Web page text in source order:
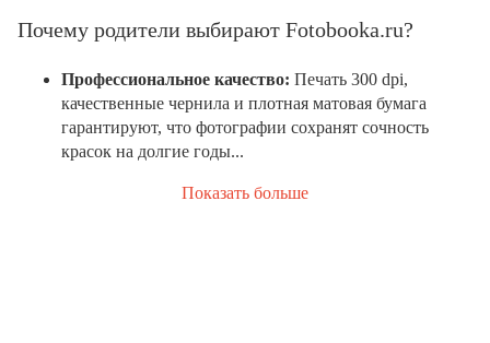
Почему родители выбирают Fotobooka.ru?
Профессиональное качество: Печать 300 dpi,
качественные чернила и плотная матовая бумага
гарантируют, что фотографии сохранят сочность
красок на долгие годы...
Показать больше